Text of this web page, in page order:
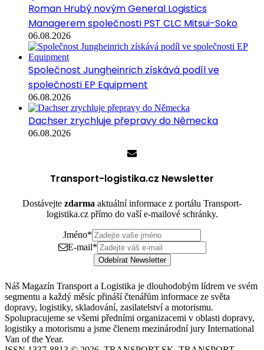
Roman Hrubý novým General Logistics
Managerem společnosti PST CLC Mitsui-Soko
06.08.2026
Společnost Jungheinrich získává podíl ve
společnosti EP Equipment
06.08.2026
Dachser zrychluje přepravy do Německa
06.08.2026
Transport-logistika.cz Newsletter
Dostávejte zdarma aktuální informace z portálu Transport-
logistika.cz přímo do vaší e-mailové schránky.
Jméno*
E-mail*
Odebírat Newsletter
Náš Magazín Transport a Logistika je dlouhodobým lídrem ve svém
segmentu a každý měsíc přináší čtenářům informace ze světa
dopravy, logistiky, skladování, zasilatelství a motorismu.
Spolupracujeme se všemi předními organizacemi v oblasti dopravy,
logistiky a motorismu a jsme členem mezinárodní jury International
Van of the Year.